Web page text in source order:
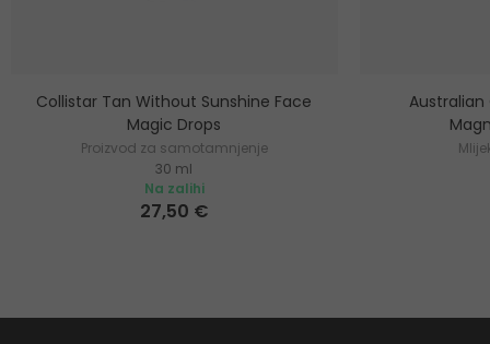
Collistar Tan Without Sunshine Face
Magic Drops
Proizvod za samotamnjenje
30 ml
Na zalihi
27,50 €
Australian